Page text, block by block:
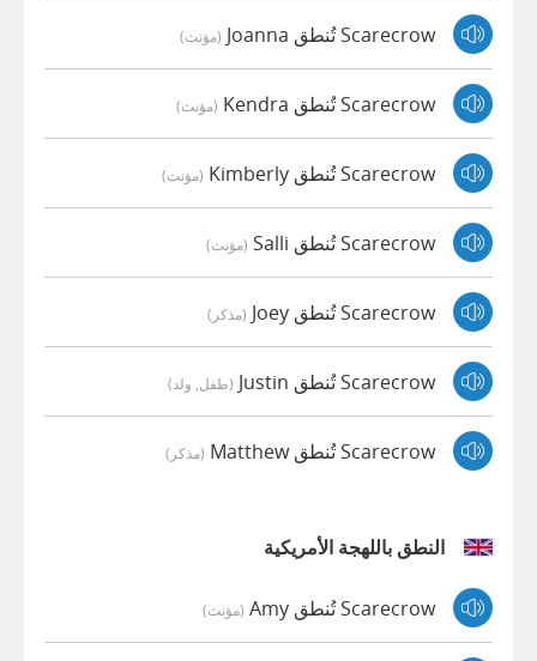
Scarecrow تُنطق Joanna (مؤنث)
Scarecrow تُنطق Kendra (مؤنث)
Scarecrow تُنطق Kimberly (مؤنث)
Scarecrow تُنطق Salli (مؤنث)
Scarecrow تُنطق Joey (مذكر)
Scarecrow تُنطق Justin (طفل, ولد)
Scarecrow تُنطق Matthew (مذكر)
النطق باللهجة الأمريكية
Scarecrow تُنطق Amy (مؤنث)